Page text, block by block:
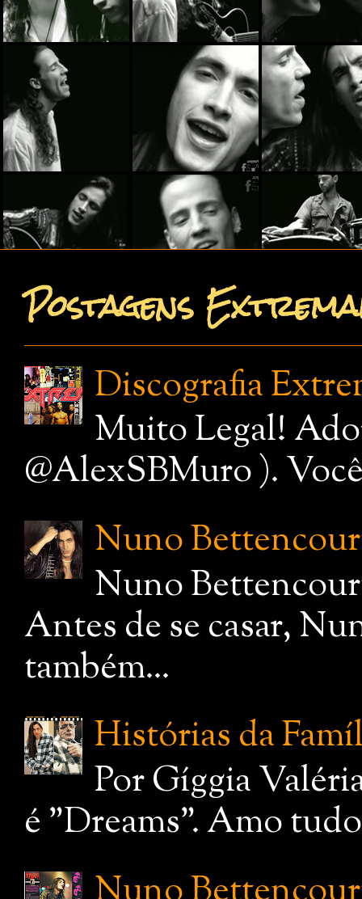
Postagens
Discografia
Muito Legal!
@AlexSBMuro ).
Nuno
Nuno
Antes de se casar,
também...
Histórias da
Por Gíggia
é "Dreams". Amo